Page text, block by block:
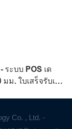
ระบบ POS เด
ม. ใบเสร็จรับเงิน
เล็ตที่ปรับได้
Co. , Ltd. -